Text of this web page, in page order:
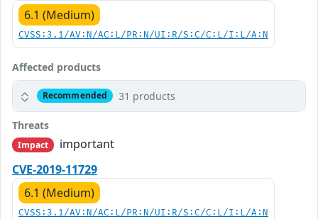
6.1 (Medium)
CVSS:3.1/AV:N/AC:L/PR:N/UI:R/S:C/C:L/I:L/A:N
Affected products
Recommended 31 products
Threats
Impact
important
CVE-2019-11729
6.1 (Medium)
CVSS:3.1/AV:N/AC:L/PR:N/UI:R/S:C/C:L/I:L/A:N